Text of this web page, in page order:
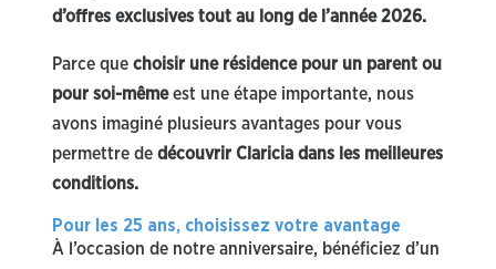
d’offres exclusives tout au long de l’année 2026.
Parce que choisir une résidence pour un parent ou
pour soi-mêmeest une étape importante, nous
avons imaginé plusieurs avantages pour vous
permettre de découvrir Claricia dans les meilleures
conditions.
Pour les 25 ans, choisissez votre avantage
À l’occasion de notre anniversaire, bénéficiez d’un